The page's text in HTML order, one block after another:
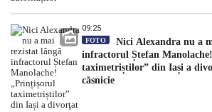
09:25
FOTO
Nici Alexandra nu a
infractorul Ștefan
taximetriștilor” din Iași a
căsnicie